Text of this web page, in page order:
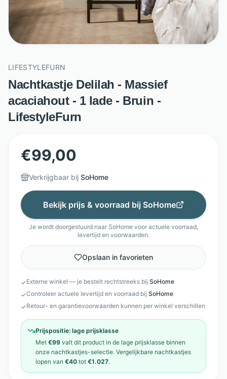
LIFESTYLEFURN
Nachtkastje Delilah - Massief
acaciahout - 1 lade - Bruin -
LifestyleFurn
€99,00
Verkrijgbaar bij SoHome
Bekijk prijs & voorraad bij SoHome
Je wordt doorgestuurd naar SoHome voor actuele voorraad,
levertijd en voorwaarden.
Opslaan in favorieten
✓Externe winkel — je bestelt rechtstreeks bij SoHome
✓Controleer actuele levertijd en voorraad bij SoHome
✓Retour- en garantievoorwaarden kunnen per winkel verschillen
Prijspositie: lage prijsklasse
Met €99 valt dit product in de lage prijsklasse binnen
onze nachtkastjes-selectie. Vergelijkbare nachtkastjes
lopen van €40 tot €1.027.